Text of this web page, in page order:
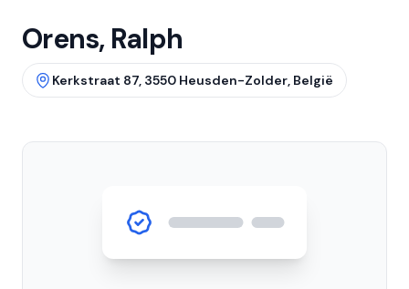
Orens, Ralph
Kerkstraat 87, 3550 Heusden-Zolder, België